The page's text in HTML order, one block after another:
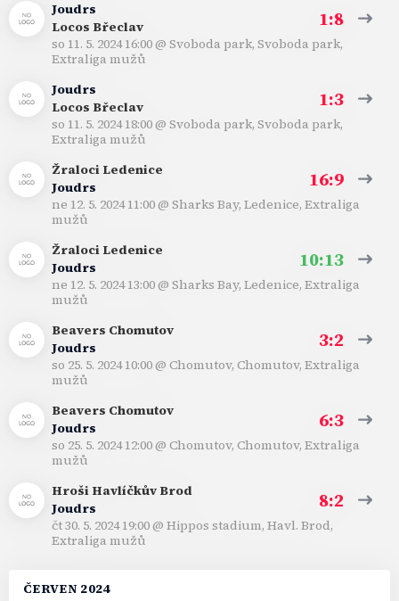
Joudrs
Locos Břeclav
1:8
so 11. 5. 2024 16:00 @ Svoboda park, Svoboda park,
Extraliga mužů
Joudrs
Locos Břeclav
1:3
so 11. 5. 2024 18:00 @ Svoboda park, Svoboda park,
Extraliga mužů
Žraloci Ledenice
Joudrs
16:9
ne 12. 5. 2024 11:00 @ Sharks Bay, Ledenice, Extraliga
mužů
Žraloci Ledenice
Joudrs
10:13
ne 12. 5. 2024 13:00 @ Sharks Bay, Ledenice, Extraliga
mužů
Beavers Chomutov
Joudrs
3:2
so 25. 5. 2024 10:00 @ Chomutov, Chomutov, Extraliga
mužů
Beavers Chomutov
Joudrs
6:3
so 25. 5. 2024 12:00 @ Chomutov, Chomutov, Extraliga
mužů
Hroši Havlíčkův Brod
Joudrs
8:2
čt 30. 5. 2024 19:00 @ Hippos stadium, Havl. Brod,
Extraliga mužů
ČERVEN 2024